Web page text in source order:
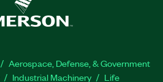
Aerospace, Defense, & Government
Industrial Machinery
Life